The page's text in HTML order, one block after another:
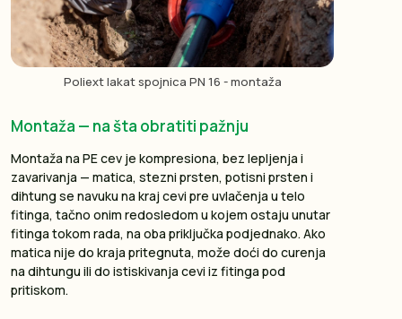
Poliext lakat spojnica PN 16 - montaža
Montaža — na šta obratiti pažnju
Montaža na PE cev je kompresiona, bez lepljenja i
zavarivanja — matica, stezni prsten, potisni prsten i
dihtung se navuku na kraj cevi pre uvlačenja u telo
fitinga, tačno onim redosledom u kojem ostaju unutar
fitinga tokom rada, na oba priključka podjednako. Ako
matica nije do kraja pritegnuta, može doći do curenja
na dihtungu ili do istiskivanja cevi iz fitinga pod
pritiskom.